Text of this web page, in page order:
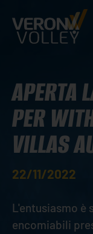
APERTA
PER
VILLAS
22/11/2022
L'entusiasmo è
encomiabili